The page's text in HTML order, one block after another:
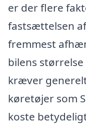
er der flere
fastsættelsen
fremmest
bilens
kræver
køretøjer som
koste